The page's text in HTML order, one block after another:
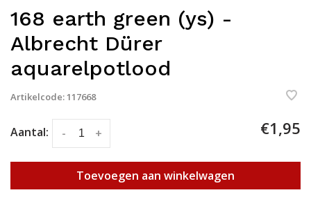
168 earth green (ys) -
Albrecht Dürer
aquarelpotlood
Artikelcode:117668
Aantal: +
- €1,95
Toevoegen aan winkelwagen